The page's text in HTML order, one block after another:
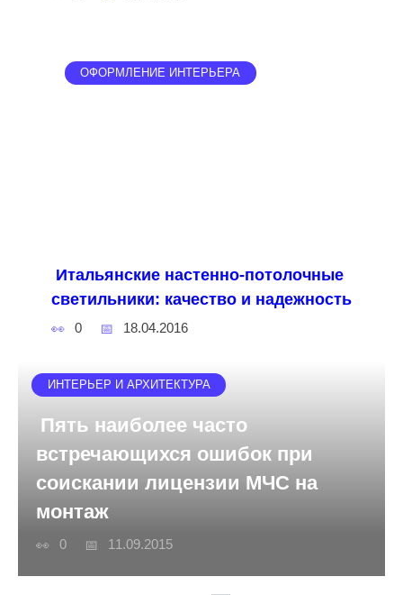
ОФОРМЛЕНИЕ ИНТЕРЬЕРА
Итальянские настенно-потолочные
светильники: качество и надежность
0 18.04.2016
ИНТЕРЬЕР И АРХИТЕКТУРА
Пять наиболее часто
встречающихся ошибок при
соискании лицензии МЧС на
монтаж
0 11.09.2015